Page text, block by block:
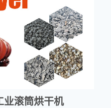
业滚筒烘干机